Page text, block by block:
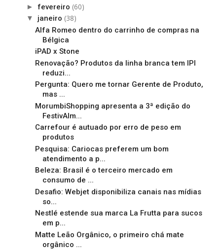
► fevereiro (60)
▼ janeiro (38)
Alfa Romeo dentro do carrinho de compras na
Bélgica
iPAD x Stone
Renovação? Produtos da linha branca tem IPI
reduzi...
Pergunta: Quero me tornar Gerente de Produto,
mas ...
MorumbiShopping apresenta a 3ª edição do
FestivAlm...
Carrefour é autuado por erro de peso em
produtos
Pesquisa: Cariocas preferem um bom
atendimento a p...
Beleza: Brasil é o terceiro mercado em
consumo de ...
Desafio: Webjet disponibiliza canais nas mídias
so...
Nestlé estende sua marca La Frutta para sucos
em p...
Matte Leão Orgânico, o primeiro chá mate
orgânico ...